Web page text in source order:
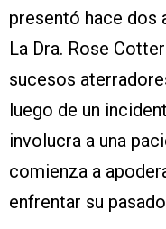
presentó hace dos
La Dra. Rose
sucesos
luego de un
involucra a una
comienza a
enfrentar su